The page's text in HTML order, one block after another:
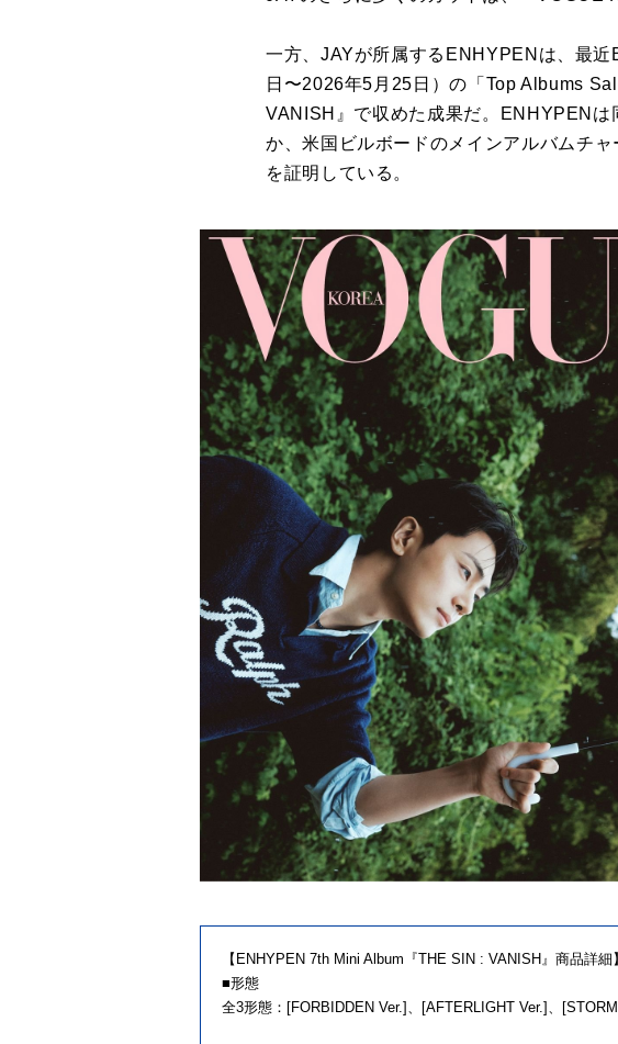
一方、JAYが所属するENHYPENは、最
日〜2026年5月25日）の「Top Albums
VANISH』で収めた成果だ。ENHYPENは
か、米国ビルボードのメインアルバムチ
を証明している。
【ENHYPEN 7th Mini Album『THE SIN : VANISH』商品詳細】
■形態
全3形態：[FORBIDDEN Ver.]、[AFTERLIGHT Ver.]、